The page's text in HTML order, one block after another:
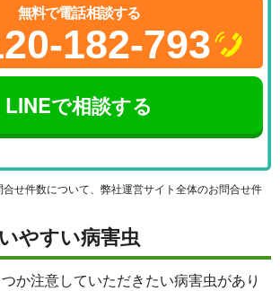
無料で電話相談する
182-793
LINEで相談する
せ件数について、弊社運営サイト全体のお問合せ件
やすい病害虫
か注意していただきたい病害虫があり